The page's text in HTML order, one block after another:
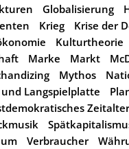
Globalisierung
Krieg
Krise der
Kulturtheorie
Marke Markt
Mythos
Langspielplatte
Zeitalter
Verbraucher